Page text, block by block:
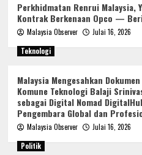
Perkhidmatan Renrui Malaysia,
Kontrak Berkenaan Opco —
Malaysia Observer
Julai 16, 2026
Teknologi
Malaysia Mengesahkan
Komune Teknologi Balaji
sebagai Digital Nomad
Pengembara Global dan
Malaysia Observer
Julai 16, 2026
Politik